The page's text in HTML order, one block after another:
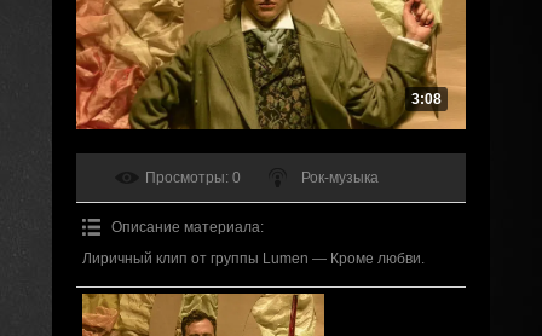
3:08
Просмотры: 0 Рок-музыка
Описание материала:
Лиричный клип от группы Lumen — Кроме любви.